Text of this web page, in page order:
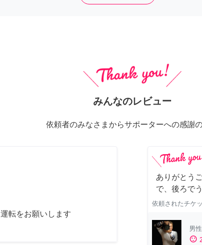
みんなのレビュー
依頼者のみなさまからサポーターへの感謝
運転をお願いします
ありがとう
で、後ろで
依頼されたチケ
男性
sentiment_satisfied